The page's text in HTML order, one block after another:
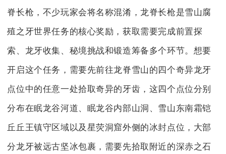
脊长枪，不少玩家会将名称混淆，龙脊长枪是雪山腐
殖之牙世界任务的核心奖励，获取需要完成前置探
索、龙牙收集、秘境挑战和锻造筹备多个环节。想要
开启这个任务，需要先前往龙脊雪山的四个奇异龙牙
点位中的任意一处拾取奇异的牙齿，这四个点位分别
分布在眠龙谷河道、眠龙谷内部山洞、雪山东南霜铠
丘丘王镇守区域以及星荧洞窟外侧的冰封点位，大部
分龙牙被远古坚冰包裹，需要先拾取附近的深赤之石